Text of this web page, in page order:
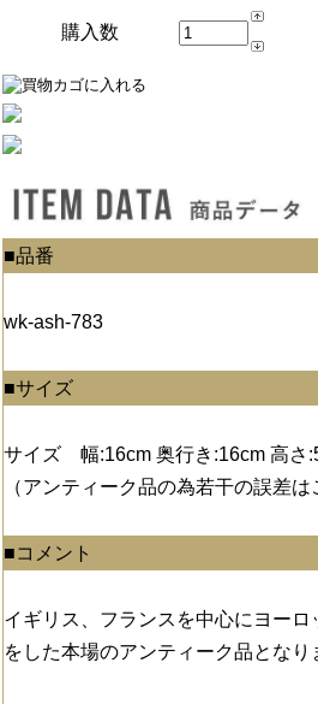
購入数
■品番
wk-ash-783
■サイズ
サイズ 幅:16cm 奥行き:16cm 高さ
（アンティーク品の為若干の誤差は
■コメント
イギリス、フランスを中心にヨー
をした本場のアンティーク品となり